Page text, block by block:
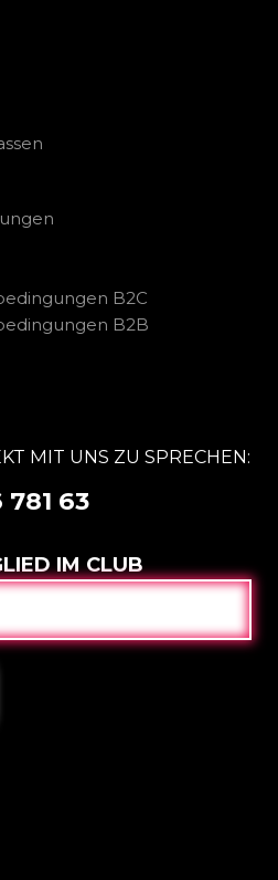
B2C
B2B
MIT UNS ZU SPRECHEN:
781 63
IM CLUB